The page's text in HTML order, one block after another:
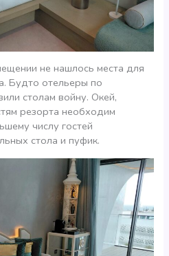
не нашлось места для
Будто отельеры по
столам войну. Окей,
резорта необходим
числу гостей
стола и пуфик.